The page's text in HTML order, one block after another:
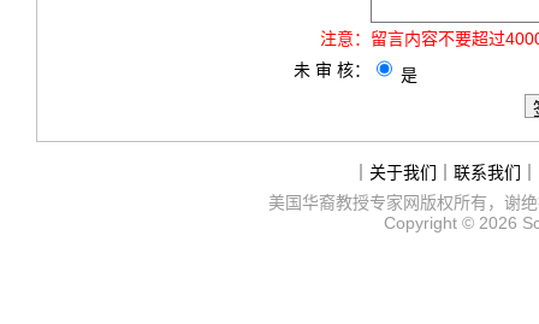
注意： 留言内容不要超过
未 审 核：
是
关于我们 联系我们
美国华裔教授专家网版权所有，谢
Copyright © 2026